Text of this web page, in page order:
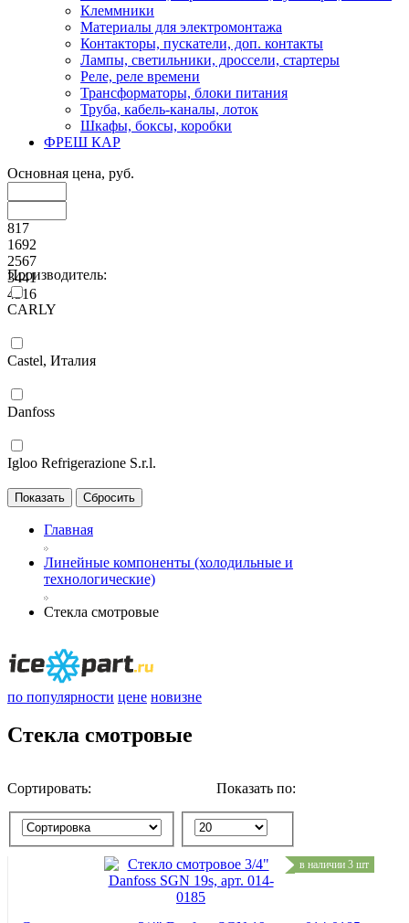
Клеммники
Материалы для электромонтажа
Контакторы, пускатели, доп. контакты
Лампы, светильники, дроссели, стартеры
Реле, реле времени
Трансформаторы, блоки питания
Труба, кабель-каналы, лоток
Шкафы, боксы, коробки
ФРЕШ КАР
Основная цена, руб.
817
1692
2567
3441
4316
Производитель:
CARLY
Castel, Италия
Danfoss
Igloo Refrigerazione S.r.l.
Главная
Линейные компоненты (холодильные и
технологические)
Стекла смотровые
по популярности цене новизне
Стекла смотровые
Сортировать: Показать по:
в наличии 3 шт